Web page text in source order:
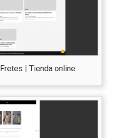
| Tienda online